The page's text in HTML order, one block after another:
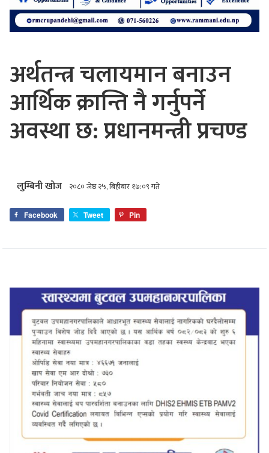
अर्थतन्त्र चलायमान बनाउन
आर्थिक क्रान्ति नै गर्नुपर्ने
अवस्था छ: प्रधानमन्त्री प्रचण्ड
लुम्बिनी खोज २०८० जेष्ठ २५, बिहीबार १७:०९ गते
Facebook Tweet Pin